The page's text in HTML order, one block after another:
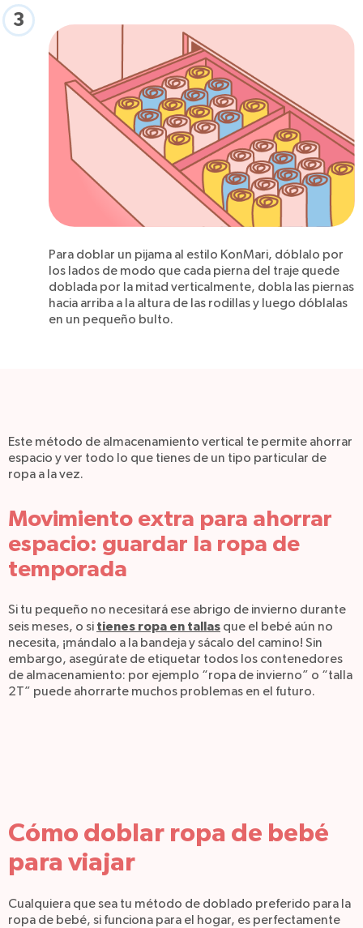
3
Para doblar un pijama al estilo KonMari, dóblalo por
los lados de modo que cada pierna del traje quede
doblada por la mitad verticalmente, dobla las piernas
hacia arriba a la altura de las rodillas y luego dóblalas
en un pequeño bulto.
Este método de almacenamiento vertical te permite ahorrar
espacio y ver todo lo que tienes de un tipo particular de
ropa a la vez.
Movimiento extra para ahorrar
espacio: guardar la ropa de
temporada
Si tu pequeño no necesitará ese abrigo de invierno durante
seis meses, o si tienes ropa en tallas que el bebé aún no
necesita, ¡mándalo a la bandeja y sácalo del camino! Sin
embargo, asegúrate de etiquetar todos los contenedores
de almacenamiento: por ejemplo “ropa de invierno” o “talla
2T” puede ahorrarte muchos problemas en el futuro.
Cómo doblar ropa de bebé
para viajar
Cualquiera que sea tu método de doblado preferido para la
ropa de bebé, si funciona para el hogar, es perfectamente